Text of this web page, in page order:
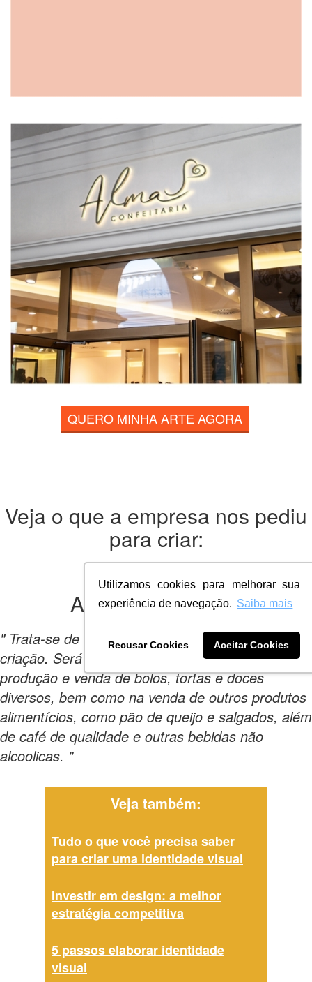
Utilizamos cookies para melhorar sua
experiência de navegação. Saiba mais
Recusar Cookies Aceitar Cookies
QUERO MINHA ARTE AGORA
Veja o que a empresa nos pediu
para criar:
A empresaqueria:
" Trata-se de uma empresa ainda em fase de
criação. Será uma confeitaria especializada em
produção e venda de bolos, tortas e doces
diversos, bem como na venda de outros produtos
alimentícios, como pão de queijo e salgados, além
de café de qualidade e outras bebidas não
alcoolicas. "
Veja também:
Tudo o que você precisa saber
para criar uma identidade visual
Investir em design: a melhor
estratégia competitiva
5 passos elaborar identidade
visual